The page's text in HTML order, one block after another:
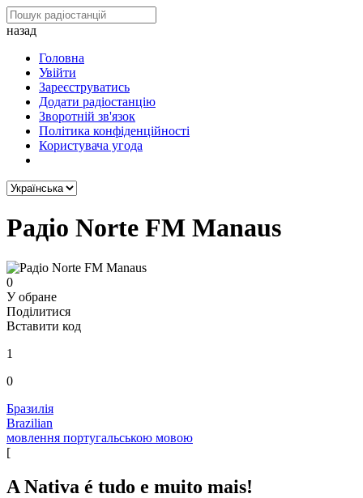
назад
Головна
Увійти
Зареєструватись
Додати радіостанцію
Зворотній зв'язок
Політика конфіденційності
Користувача угода
Радіо Norte FM Manaus
0
У обране
Поділитися
Вставити код
1
0
Бразилія
Brazilian
мовлення португальською мовою
[
A Nativa é tudo e muito mais!